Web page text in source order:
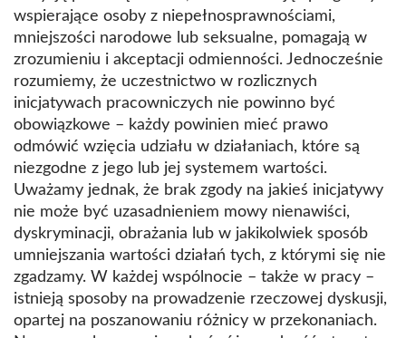
wspierające osoby z niepełnosprawnościami,
mniejszości narodowe lub seksualne, pomagają w
zrozumieniu i akceptacji odmienności. Jednocześnie
rozumiemy, że uczestnictwo w rozlicznych
inicjatywach pracowniczych nie powinno być
obowiązkowe – każdy powinien mieć prawo
odmówić wzięcia udziału w działaniach, które są
niezgodne z jego lub jej systemem wartości.
Uważamy jednak, że brak zgody na jakieś inicjatywy
nie może być uzasadnieniem mowy nienawiści,
dyskryminacji, obrażania lub w jakikolwiek sposób
umniejszania wartości działań tych, z którymi się nie
zgadzamy. W każdej wspólnocie – także w pracy –
istnieją sposoby na prowadzenie rzeczowej dyskusji,
opartej na poszanowaniu różnicy w przekonaniach.